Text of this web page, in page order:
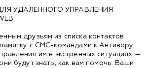
УДАЛЕННОГО УПРАВЛЕНИЯ
друзьям из списка контактов
с СМС-командами к Антивору
им в экстренных ситуациях —
будут знать, как вам помочь. Ваши